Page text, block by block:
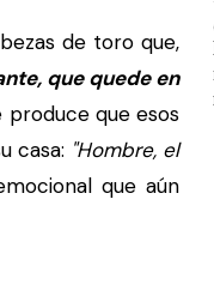
de toro que,
que quede en
produce que esos
casa: "Hombre, el
que aún